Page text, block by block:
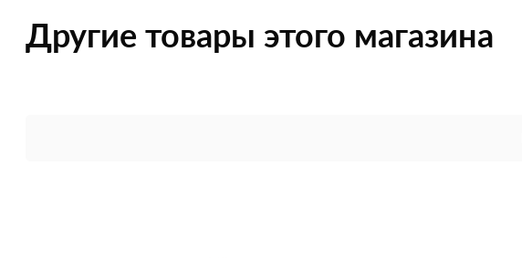
Другие товары этого магазина